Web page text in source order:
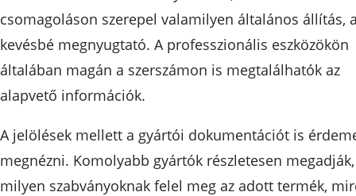
csomagoláson szerepel valamilyen általános állítás,
kevésbé megnyugtató. A professzionális eszközökön
általában magán a szerszámon is megtalálhatók az
alapvető információk.
A jelölések mellett a gyártói dokumentációt is
megnézni. Komolyabb gyártók részletesen megadják,
milyen szabványoknak felel meg az adott termék,